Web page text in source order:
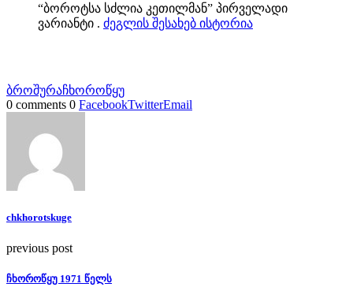
“ბოროტსა სძლია კეთილმან” პირველადი
ვარიანტი . ძეგლის შესახებ ისტორია
ბროშურაჩხოროწყუ
0 comments 0 FacebookTwitterEmail
chkhorotskuge
previous post
ჩხოროწყუ 1971 წელს